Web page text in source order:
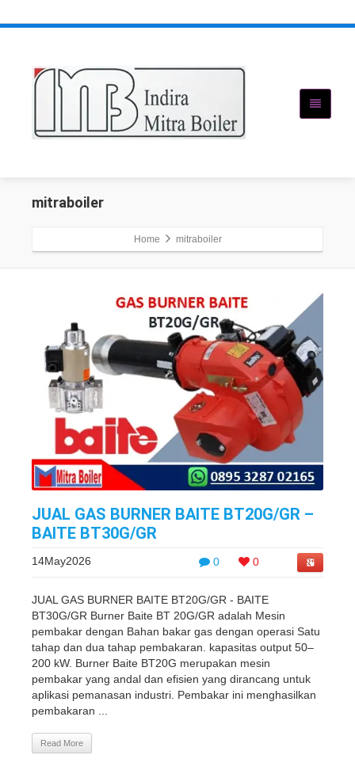
mitraboiler
Home mitraboiler
JUAL GAS BURNER BAITE BT20G/GR –
BAITE BT30G/GR
0 0
14May2026
JUAL GAS BURNER BAITE BT20G/GR - BAITE
BT30G/GR Burner Baite BT 20G/GR adalah Mesin
pembakar dengan Bahan bakar gas dengan operasi Satu
tahap dan dua tahap pembakaran. kapasitas output 50–
200 kW. Burner Baite BT20G merupakan mesin
pembakar yang andal dan efisien yang dirancang untuk
aplikasi pemanasan industri. Pembakar ini menghasilkan
pembakaran ...
Read More